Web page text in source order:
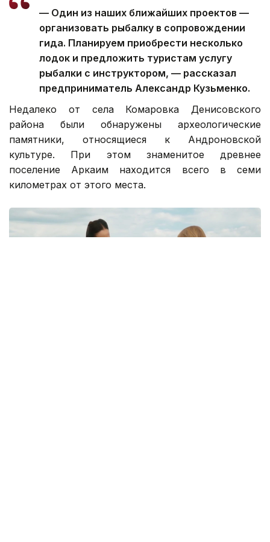
— Один из наших ближайших проектов —
организовать рыбалку в сопровождении
гида. Планируем приобрести несколько
лодок и предложить туристам услугу
рыбалки с инструктором, — рассказал
предприниматель Александр Кузьменко.
Недалеко от села Комаровка Денисовского
района были обнаружены археологические
памятники, относящиеся к Андроновской
культуре. При этом знаменитое древнее
поселение Аркаим находится всего в семи
километрах от этого места.